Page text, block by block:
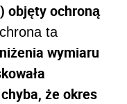
objęty ochroną
ta
wymiaru
że okres